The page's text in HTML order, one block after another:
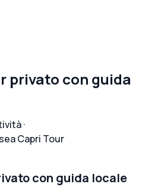
privato con guida
Capri Tour
con guida locale